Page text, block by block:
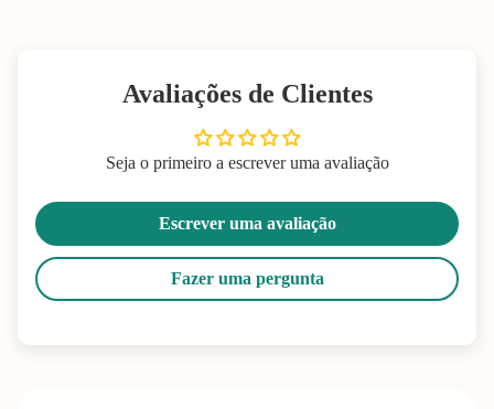
Avaliações de Clientes
Seja o primeiro a escrever uma avaliação
Escrever uma avaliação
Fazer uma pergunta